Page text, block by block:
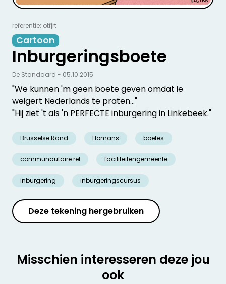
referentie: otfjrt
Cartoon
Inburgeringsboete
"We kunnen 'm geen boete geven omdat ie
weigert Nederlands te praten..."
"Hij ziet 't als 'n PERFECTE inburgering in Linkebeek."
Brusselse Rand Homans boetes
communautaire rel faciliteitengemeente
inburgering inburgeringscursus
De Standaard - 05.10.2015
Deze tekening hergebruiken
Misschien interesseren deze jou
ook